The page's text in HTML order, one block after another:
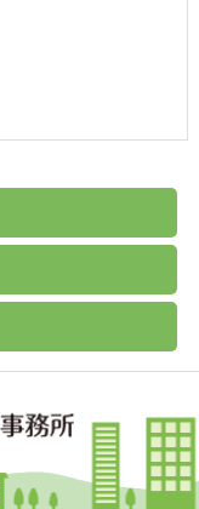
払い金の取戻し）
）
社法務一般
算）